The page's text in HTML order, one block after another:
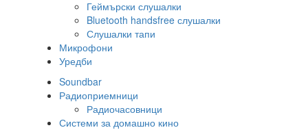
Геймърски слушалки
Bluetooth handsfree слушалки
Слушалки тапи
Микрофони
Уредби
Soundbar
Радиоприемници
Радиочасовници
Системи за домашно кино